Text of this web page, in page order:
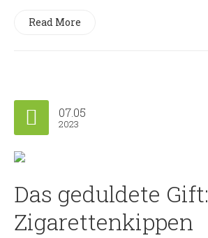
Read More
07.05
2023
Das geduldete Gift:
Zigarettenkippen